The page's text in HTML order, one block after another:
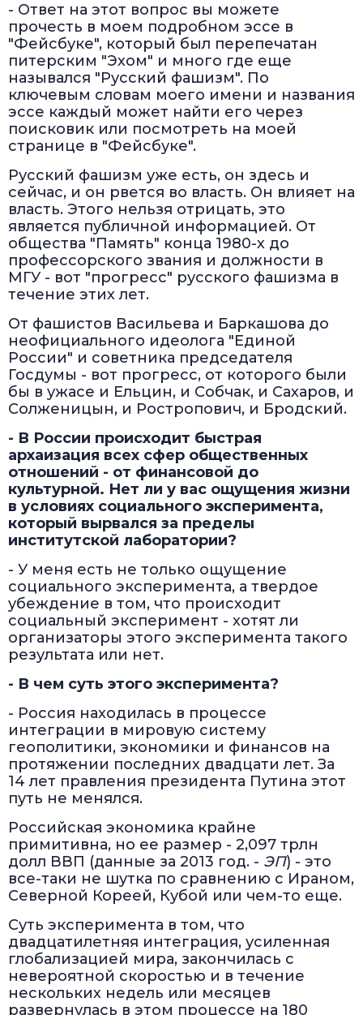
- Ответ на этот вопрос вы можете
прочесть в моем подробном эссе в
"Фейсбуке", который был перепечатан
питерским "Эхом" и много где еще
назывался "Русский фашизм". По
ключевым словам моего имени и названия
эссе каждый может найти его через
поисковик или посмотреть на моей
странице в "Фейсбуке".
Русский фашизм уже есть, он здесь и
сейчас, и он рвется во власть. Он влияет на
власть. Этого нельзя отрицать, это
является публичной информацией. От
общества "Память" конца 1980-х до
профессорского звания и должности в
МГУ - вот "прогресс" русского фашизма в
течение этих лет.
От фашистов Васильева и Баркашова до
неофициального идеолога "Единой
России" и советника председателя
Госдумы - вот прогресс, от которого были
бы в ужасе и Ельцин, и Собчак, и Сахаров, и
Солженицын, и Ростропович, и Бродский.
- В России происходит быстрая
архаизация всех сфер общественных
отношений - от финансовой до
культурной. Нет ли у вас ощущения жизни
в условиях социального эксперимента,
который вырвался за пределы
институтской лаборатории?
- У меня есть не только ощущение
социального эксперимента, а твердое
убеждение в том, что происходит
социальный эксперимент - хотят ли
организаторы этого эксперимента такого
результата или нет.
- В чем суть этого эксперимента?
- Россия находилась в процессе
интеграции в мировую систему
геополитики, экономики и финансов на
протяжении последних двадцати лет. За
14 лет правления президента Путина этот
путь не менялся.
Российская экономика крайне
примитивна, но ее размер - 2,097 трлн
долл ВВП (данные за 2013 год. - ЭП) - это
все-таки не шутка по сравнению с Ираном,
Северной Кореей, Кубой или чем-то еще.
Суть эксперимента в том, что
двадцатилетняя интеграция, усиленная
глобализацией мира, закончилась с
невероятной скоростью и в течение
нескольких недель или месяцев
развернулась в этом процессе на 180